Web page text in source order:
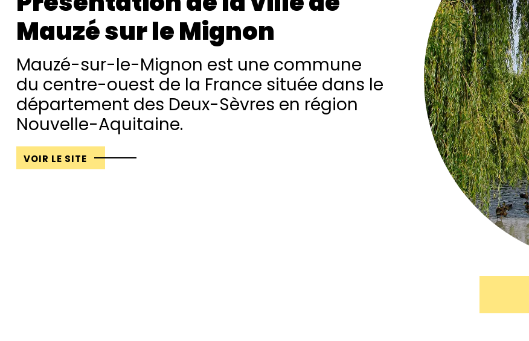
Mauzé sur le Mignon
Mauzé-sur-le-Mignon est une commune
du centre-ouest de la France située dans le
département des Deux-Sèvres en région
Nouvelle-Aquitaine.
VOIR LE SITE